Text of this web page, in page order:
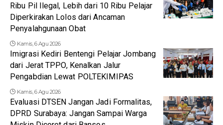
Ribu Pil Ilegal, Lebih dari 10 Ribu Pelajar
Diperkirakan Lolos dari Ancaman
Penyalahgunaan Obat
Kamis, 6 Agu 2026
Imigrasi Kediri Bentengi Pelajar Jombang
dari Jerat TPPO, Kenalkan Jalur
Pengabdian Lewat POLTEKIMIPAS
Kamis, 6 Agu 2026
Evaluasi DTSEN Jangan Jadi Formalitas,
DPRD Surabaya: Jangan Sampai Warga